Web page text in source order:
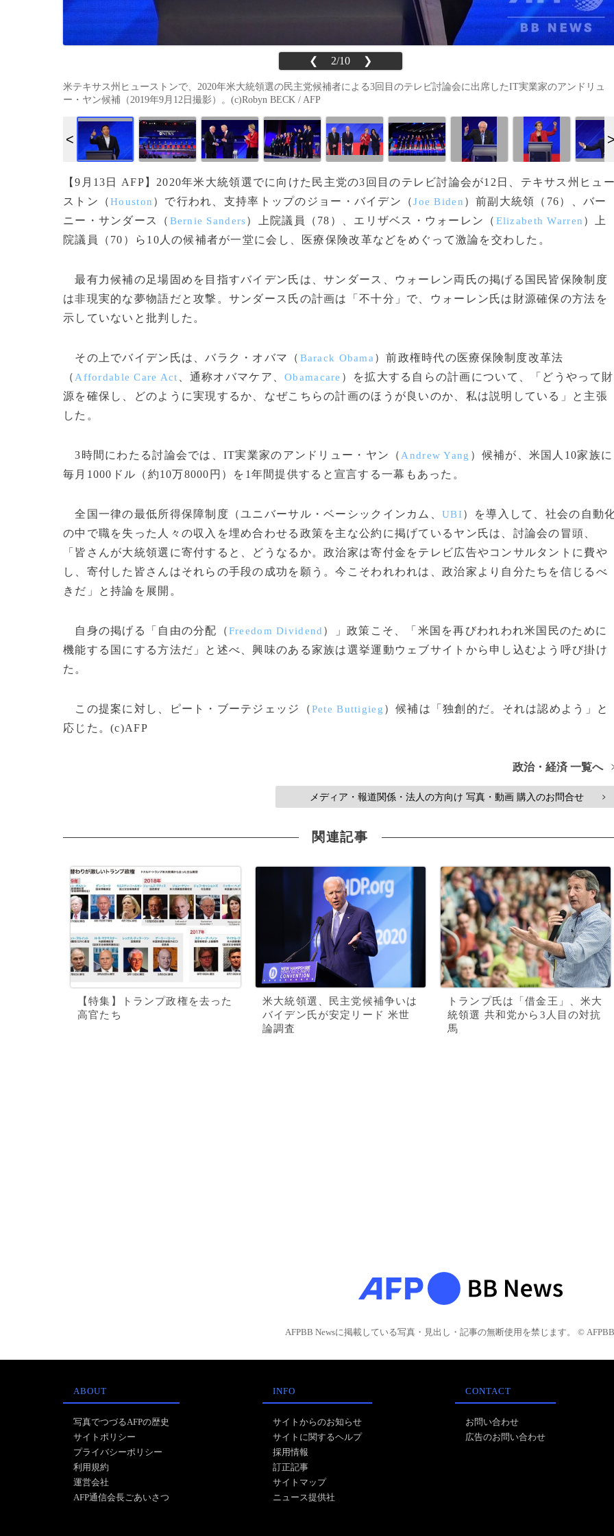
❮ 2/10 ❯
米テキサス州ヒューストンで、2020年米大統領選の民主党候補者による3回目のテレビ討論会に出席したIT実業家のアンドリュ
ー・ヤン候補（2019年9月12日撮影）。(c)Robyn BECK / AFP
【9月13日 AFP】2020年米大統領選でに向けた民主党の3回目のテレビ討論会が12日、テキサス州ヒュ
ストン（Houston ）で行われ、支持率トップのジョー・バイデン（Joe Biden ）前副大統領（76）、バー
ニー・サンダース（ Bernie Sanders）上院議員（78）、エリザベス・ウォーレン（ Elizabeth Warren ）上
院議員（70）ら10人の候補者が一堂に会し、医療保険改革などをめぐって激論を交わした。
最有力候補の足場固めを目指すバイデン氏は、サンダース、ウォーレン両氏の掲げる国民皆保険制度
は非現実的な夢物語だと攻撃。サンダース氏の計画は「不十分」で、ウォーレン氏は財源確保の方法を
示していないと批判した。
その上でバイデン氏は、バラク・オバマ（ Barack Obama ）前政権時代の医療保険制度改革法
（ Affordable Care Act 、通称オバマケア、Obamacare ）を拡大する自らの計画について、「どうやって財
源を確保し、どのように実現するか、なぜこちらの計画のほうが良いのか、私は説明している」と主張
した。
3時間にわたる討論会では、IT実業家のアンドリュー・ヤン（ Andrew Yang ）候補が、米国人10家族に
毎月1000ドル（約10万8000円）を1年間提供すると宣言する一幕もあった。
全国一律の最低所得保障制度（ユニバーサル・ベーシックインカム、 UBI）を導入して、社会の自動
の中で職を失った人々の収入を埋め合わせる政策を主な公約に掲げているヤン氏は、討論会の冒頭、
「皆さんが大統領選に寄付すると、どうなるか。政治家は寄付金をテレビ広告やコンサルタントに費や
し、寄付した皆さんはそれらの手段の成功を願う。今こそわれわれは、政治家より自分たちを信じるべ
きだ」と持論を展開。
自身の掲げる「自由の分配（Freedom Dividend ）」政策こそ、「米国を再びわれわれ米国民のために
機能する国にする方法だ」と述べ、興味のある家族は選挙運動ウェブサイトから申し込むよう呼び掛け
た。
この提案に対し、ピート・ブーテジェッジ（Pete Buttigieg ）候補は「独創的だ。それは認めよう」と
応じた。(c)AFP
政治・経済 一覧へ
メディア・報道関係・法人の方向け 写真・動画 購入のお問合せ >
関連記事
【特集】トランプ政権を去った
高官たち
米大統領選、民主党候補争いは
バイデン氏が安定リード 米世
論調査
トランプ氏は「借金王」、米大
統領選 共和党から3人目の対抗
馬
AFPBB Newsに掲載している写真・見出し・記事の無断使用を禁じます。 © AFPBB
ABOUT
写真でつづるAFPの歴史
サイトポリシー
プライバシーポリシー
利用規約
運営会社
AFP通信会長ごあいさつ
INFO
サイトからのお知らせ
サイトに関するヘルプ
採用情報
訂正記事
サイトマップ
ニュース提供社
CONTACT
お問い合わせ
広告のお問い合わせ